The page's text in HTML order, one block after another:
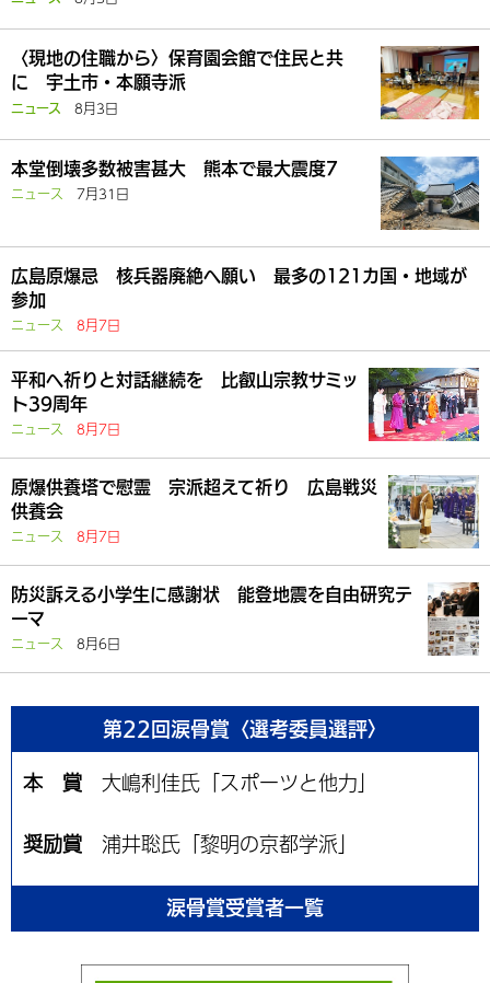
〈現地の住職から〉保育園会館で住民と共
に 宇土市・本願寺派
ニュース 8月3日
本堂倒壊多数被害甚大 熊本で最大震度7
ニュース 7月31日
広島原爆忌 核兵器廃絶へ願い 最多の121カ国・地域が
参加
ニュース 8月7日
平和へ祈りと対話継続を 比叡山宗教サミッ
ト39周年
ニュース 8月7日
原爆供養塔で慰霊 宗派超えて祈り 広島戦災
供養会
ニュース 8月7日
防災訴える小学生に感謝状 能登地震を自由研究テ
ーマ
ニュース 8月6日
第22回涙骨賞〈選考委員選評〉
本 賞 大嶋利佳氏「スポーツと他力」
奨励賞 浦井聡氏「黎明の京都学派」
涙骨賞受賞者一覧